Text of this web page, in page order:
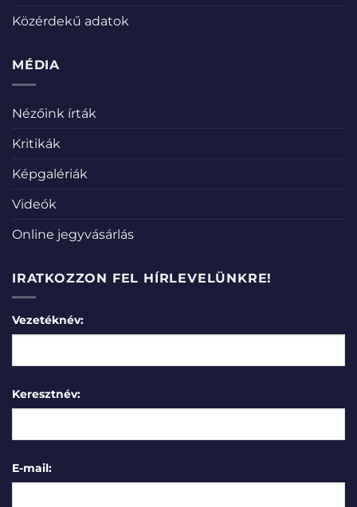
Közérdekű adatok
MÉDIA
Nézőink írták
Kritikák
Képgalériák
Videók
Online jegyvásárlás
IRATKOZZON FEL HÍRLEVELÜNKRE!
Vezetéknév:
Keresztnév:
E-mail: